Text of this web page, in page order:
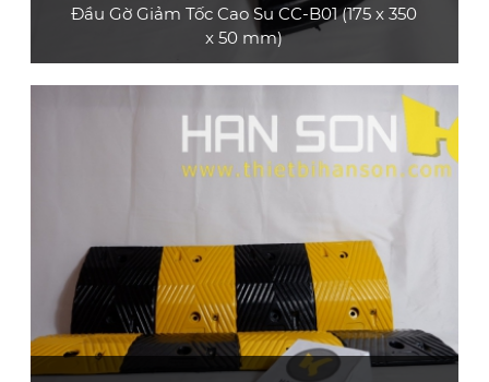
Đầu Gờ Giảm Tốc Cao Su CC-B01 (175 x 350
x 50 mm)
(loại dày 50 mm) bền và đẹp, dùng làm đầu bo
tròn cho gờ giảm tốc cao su CC-B01 mẫu 1 và
CC-B01 mẫu 2